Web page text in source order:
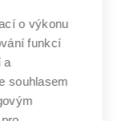
o výkonu
funkcí
a
souhlasem